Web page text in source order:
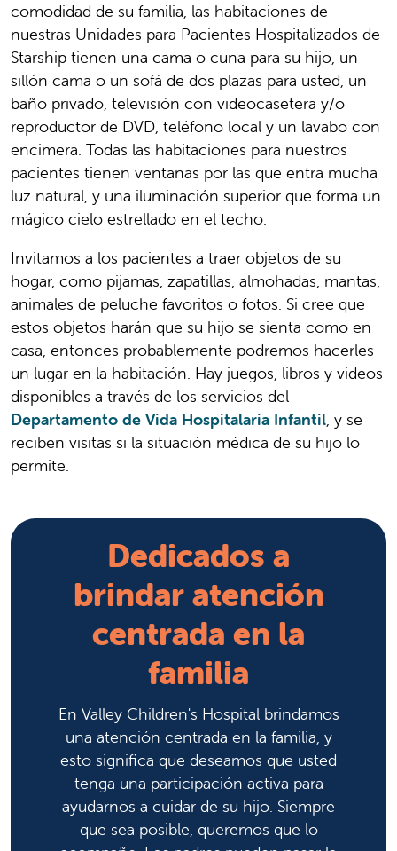
comodidad de su familia, las habitaciones de
nuestras Unidades para Pacientes Hospitalizados de
Starship tienen una cama o cuna para su hijo, un
sillón cama o un sofá de dos plazas para usted, un
baño privado, televisión con videocasetera y/o
reproductor de DVD, teléfono local y un lavabo con
encimera. Todas las habitaciones para nuestros
pacientes tienen ventanas por las que entra mucha
luz natural, y una iluminación superior que forma un
mágico cielo estrellado en el techo.
Invitamos a los pacientes a traer objetos de su
hogar, como pijamas, zapatillas, almohadas, mantas,
animales de peluche favoritos o fotos. Si cree que
estos objetos harán que su hijo se sienta como en
casa, entonces probablemente podremos hacerles
un lugar en la habitación. Hay juegos, libros y videos
disponibles a través de los servicios del
Departamento de Vida Hospitalaria Infantil, y se
reciben visitas si la situación médica de su hijo lo
permite.
Dedicados a
brindar atención
centrada en la
familia
En Valley Children's Hospital brindamos
una atención centrada en la familia, y
esto significa que deseamos que usted
tenga una participación activa para
ayudarnos a cuidar de su hijo. Siempre
que sea posible, queremos que lo